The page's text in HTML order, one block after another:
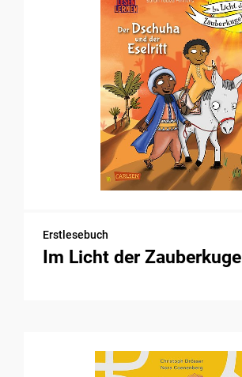
Erstlesebuch
Im Licht der Zauberkugel